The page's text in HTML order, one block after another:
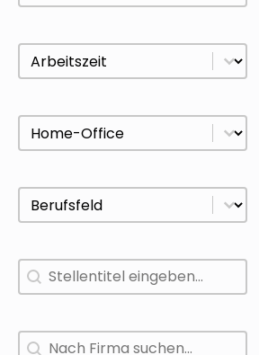
Arbeitszeit
Select content
Home-Office
Select content
Berufsfeld
Select content
Jobtitel
Search content
Firmensuche
Search content